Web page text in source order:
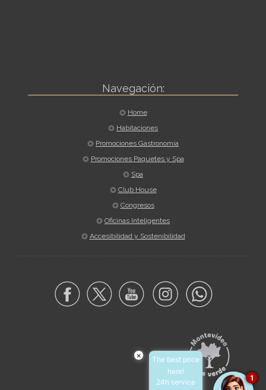
Navegación:
Home
Habitaciones
Promociones Gastronomía
Promociones Paquetes y Spa
Spa
Club House
Congresos
Oficinas Inteligentes
Accesibilidad y Sostenibilidad
×
The best price
here!
24h service
1